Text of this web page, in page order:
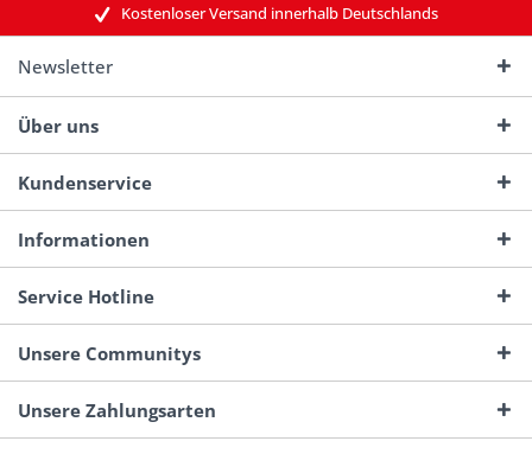
Kostenloser Versand innerhalb Deutschlands
Newsletter
Über uns
Kundenservice
Informationen
Service Hotline
Unsere Communitys
Unsere Zahlungsarten